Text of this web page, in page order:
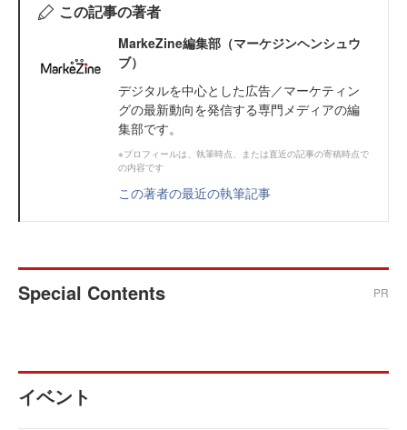
この記事の著者
MarkeZine編集部（マーケジンヘンシュウ
ブ）
デジタルを中心とした広告／マーケティン
グの最新動向を発信する専門メディアの編
集部です。
※プロフィールは、執筆時点、または直近の記事の寄稿時点で
の内容です
この著者の最近の執筆記事
Special Contents PR
イベント